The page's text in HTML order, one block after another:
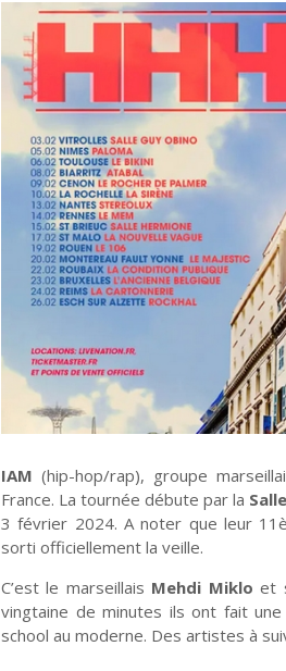
IAM (hip-hop/rap), groupe
France. La tournée débute par la
3 février 2024. A noter que leur
sorti officiellement la veille.
C’est le marseillais Mehdi Miklo et
vingtaine de minutes ils ont fait
school au moderne. Des artistes à